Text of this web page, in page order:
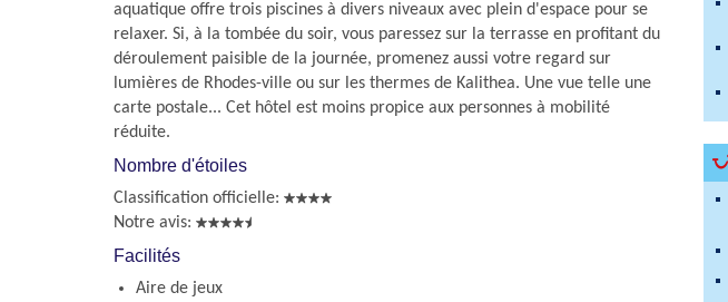
aquatique offre trois piscines à divers niveaux avec plein d'espace pour se
relaxer. Si, à la tombée du soir, vous paressez sur la terrasse en profitant du
déroulement paisible de la journée, promenez aussi votre regard sur
lumières de Rhodes-ville ou sur les thermes de Kalithea. Une vue telle une
carte postale... Cet hôtel est moins propice aux personnes à mobilité
réduite.
Nombre d'étoiles
Classification officielle:
Notre avis:
Facilités
Aire de jeux